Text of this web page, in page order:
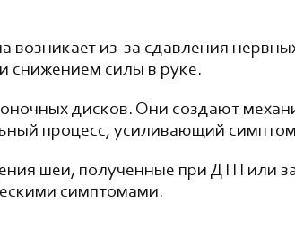
возникает из-за сдавления
снижением силы в руке.
дисков. Они создают
процесс, усиливающий
шеи, полученные при ДТП или
симптомами.